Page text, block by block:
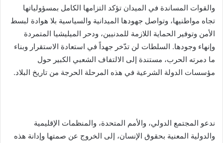
والقوات المساندة في الميدان تؤكد التزامها الكامل بمسؤولياتها
تجاه مواطنيها، وتواصل جهودها الميدانية والسياسية بلا هوادة لبسط
الأمن وتوفير الحماية اللازمة للمدنيين، ودحر الميليشيا المتمردة
وإنهاء وجودها. السلطات لن تدّخر جهداً في استعادة الاستقرار وبناء
ما دمرته الحرب، مستندة إلى الالتفاف الشعبي الكبير حول
مؤسسات الدولة الشرعية في هذه المرحلة الحرجة من تاريخ البلاد.
ندعو المجتمع الدولي، والأمم المتحدة، والمنظمات الإقليمية
والدولية المعنية بحقوق الإنسان، إلى الخروج عن صمتها وإدانة هذه